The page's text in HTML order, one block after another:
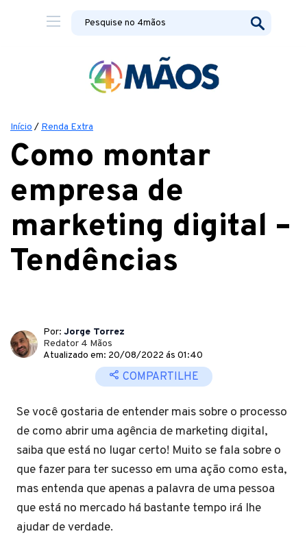
Início / Renda Extra
Como montar
empresa de
marketing digital –
Tendências
Por: Jorge Torrez
Redator 4 Mãos
Atualizado em: 20/08/2022 ás 01:40
COMPARTILHE
Se você gostaria de entender mais sobre o processo
de como abrir uma agência de marketing digital,
saiba que está no lugar certo! Muito se fala sobre o
que fazer para ter sucesso em uma ação como esta,
mas entenda que apenas a palavra de uma pessoa
que está no mercado há bastante tempo irá lhe
ajudar de verdade.